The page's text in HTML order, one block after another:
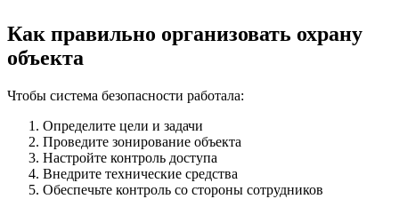
Как правильно организовать охрану
объекта
Чтобы система безопасности работала:
Определите цели и задачи
Проведите зонирование объекта
Настройте контроль доступа
Внедрите технические средства
Обеспечьте контроль со стороны сотрудников